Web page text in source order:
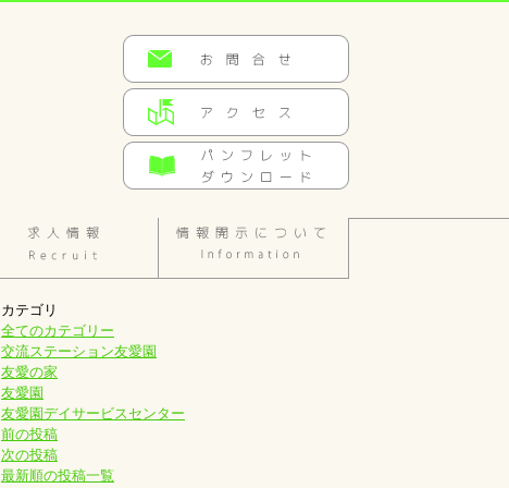
カテゴリ
全てのカテゴリー
交流ステーション友愛園
友愛の家
友愛園
友愛園デイサービスセンター
前の投稿
次の投稿
最新順の投稿一覧